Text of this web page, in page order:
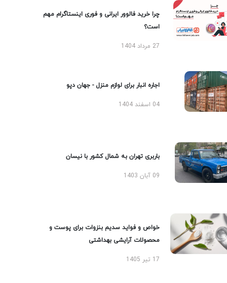
چرا خرید فالوور ایرانی و فوری اینستاگرام مهم
است؟
27 مرداد 1404
اجاره انبار برای لوازم منزل - جهان دپو
04 اسفند 1404
باربری تهران به شمال کشور با نیسان
09 آبان 1403
خواص و فواید سدیم بنزوات برای پوست و
محصولات آرایشی بهداشتی
17 تیر 1405